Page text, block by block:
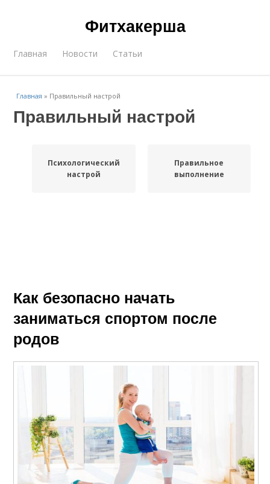
Фитхакерша
Главная Новости Статьи
Главная » Правильный настрой
Правильный настрой
Психологический
настрой
Правильное
выполнение
Как безопасно начать
заниматься спортом после
родов